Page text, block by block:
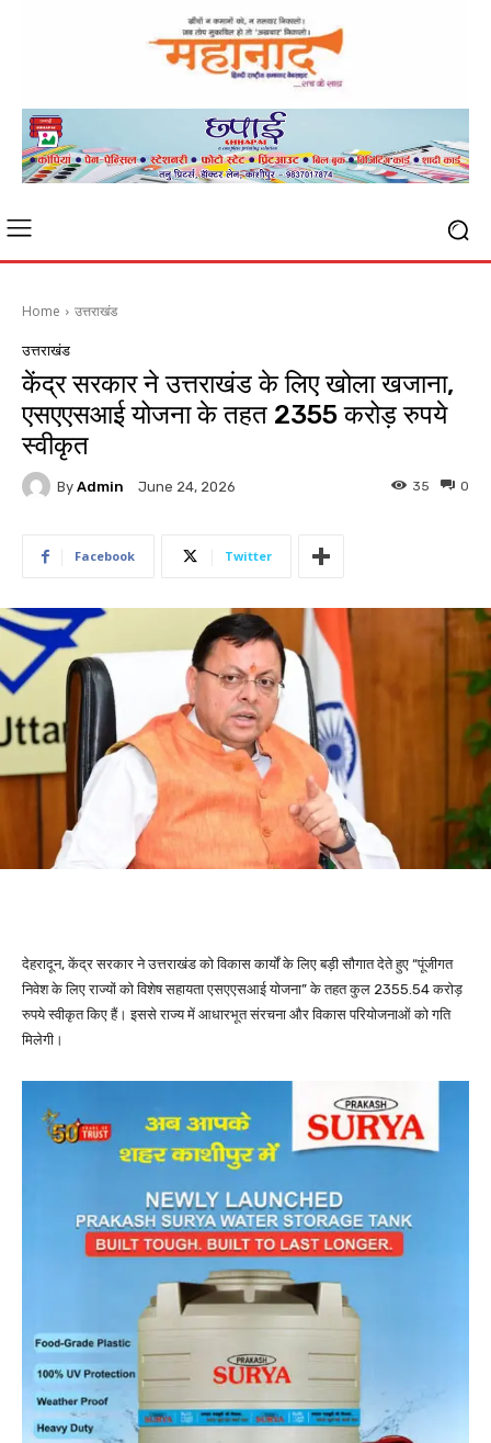
Home उत्तराखंड
उत्तराखंड
केंद्र सरकार ने उत्तराखंड के लिए खोला खजाना,
एसएएसआई योजना के तहत 2355 करोड़ रुपये
स्वीकृत
By Admin June 24, 2026 0
35
Facebook Twitter
देहरादून, केंद्र सरकार ने उत्तराखंड को विकास कार्यों के लिए बड़ी सौगात देते हुए “पूंजीगत
निवेश के लिए राज्यों को विशेष सहायता एसएएसआई योजना” के तहत कुल 2355.54 करोड़
रुपये स्वीकृत किए हैं। इससे राज्य में आधारभूत संरचना और विकास परियोजनाओं को गति
मिलेगी।